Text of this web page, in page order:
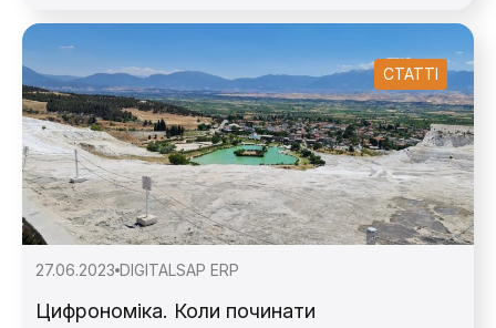
СТАТТІ
27.06.2023 DIGITALSAP ERP
Цифрономіка. Коли починати